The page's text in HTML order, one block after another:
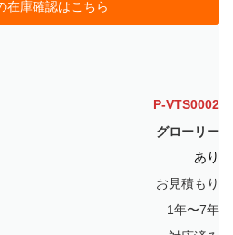
在庫確認はこちら
P-VTS0002
グローリー
あり
お見積もり
1年〜7年